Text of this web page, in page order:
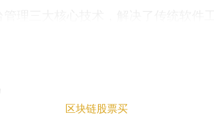
使项目开发成本降低80%，效率提升
大项目。
并完成软件测试，让一个人完成开发
华为、飞算这样的科技公司投身基础
区块链股票买